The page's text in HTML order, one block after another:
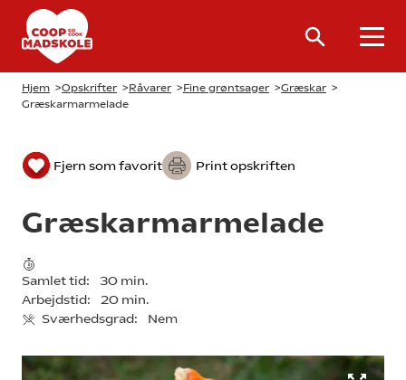
Hjem >Opskrifter >Råvarer >Fine grøntsager >Græskar >
Græskarmarmelade
Fjern som favorit Print opskriften
Græskarmarmelade
Samlet tid:
30 min.
Arbejdstid:
20 min.
Sværhedsgrad:
Nem